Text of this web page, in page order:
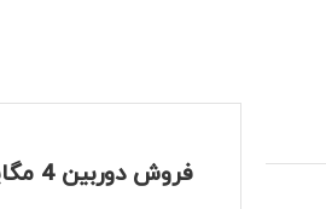
فروش دوربین 4 مگاپیکسل داهوا مدل DH-IPC-HDW2441TMP-S-0280B